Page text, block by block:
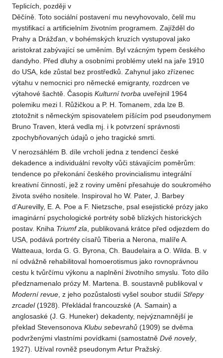
Teplicích, později v
Děčíně. Toto sociální postavení mu nevyhovovalo, čelil mu
mystifikací a artificielním životním programem. Zajížděl do
Prahy a Drážďan, v bohémských kruzích vystupoval jako
aristokrat zabývající se uměním. Byl vzácným typem českého
dandyho. Před dluhy a osobními problémy utekl na jaře 1910
do USA, kde zůstal bez prostředků. Zahynul jako zřízenec
výtahu v nemocnici pro německé emigranty, rozdrcen ve
výtahové šachtě. Časopis Kulturní tvorba uveřejnil 1964
polemiku mezi I. Růžičkou a P. H. Tomanem, zda lze B.
ztotožnit s německým spisovatelem píšícím pod pseudonymem
Bruno Traven, která vedla mj. i k potvrzení správnosti
zpochybňovaných údajů o jeho tragické smrti.
V nerozsáhlém B. díle vrcholí jedna z tendencí české
dekadence a individuální revolty vůči stávajícím poměrům:
tendence po překonání českého provincialismu integrální
kreativní činností, jež z roviny umění přesahuje do soukromého
života svého nositele. Inspiroval ho W. Pater, J. Barbey
d’Aurevilly, E. A. Poe a F. Nietzsche, psal esejistické prózy jako
imaginární psychologické portréty sobě blízkých historických
postav. Kniha Triumf zla , publikovaná krátce před odjezdem do
USA, podává portréty císařů Tiberia a Nerona, malíře A.
Watteaua, lorda G. G. Byrona, Ch. Baudelaira a O. Wilda. B. v
ní odvážně rehabilitoval homoerotismus jako rovnoprávnou
cestu k tvůrčímu výkonu a naplnění životního smyslu. Toto dílo
předznamenalo prózy M. Martena. B. soustavně publikoval v
Moderní revue , z jeho pozůstalosti vyšel soubor studií Střepy
zrcadel(1928). Překládal francouzské (A. Samain) a
anglosaské (J. G. Huneker) dekadenty, nejvýznamnější je
překlad Stevensonova Klubu sebevrahů (1909) se dvěma
podvrženými vlastními povídkami (samostatně Dvě novely,
1927). Užíval rovněž pseudonym Artur Pražský.